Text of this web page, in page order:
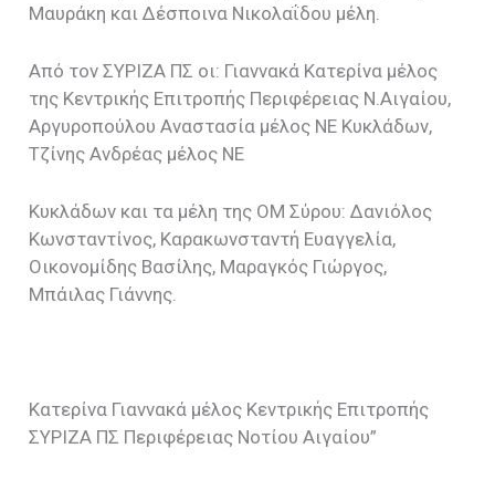
Μαυράκη και Δέσποινα Νικολαΐδου μέλη.
Από τον ΣΥΡΙΖΑ ΠΣ οι: Γιαννακά Κατερίνα μέλος
της Κεντρικής Επιτροπής Περιφέρειας Ν.Αιγαίου,
Αργυροπούλου Αναστασία μέλος ΝΕ Κυκλάδων,
Τζίνης Ανδρέας μέλος ΝΕ
Κυκλάδων και τα μέλη της ΟΜ Σύρου: Δανιόλος
Κωνσταντίνος, Καρακωνσταντή Ευαγγελία,
Οικονομίδης Βασίλης, Μαραγκός Γιώργος,
Μπάιλας Γιάννης.
Κατερίνα Γιαννακά μέλος Κεντρικής Επιτροπής
ΣΥΡΙΖΑ ΠΣ Περιφέρειας Νοτίου Αιγαίου”